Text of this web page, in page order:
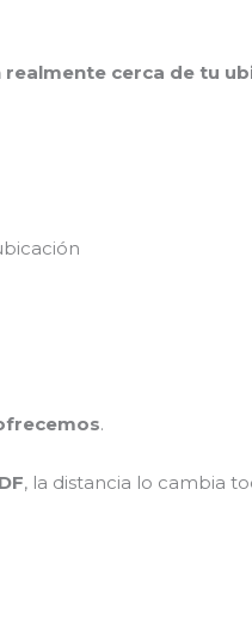
cerca de tu
.
DF, la distancia lo cambia